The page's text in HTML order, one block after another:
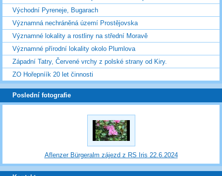
Východní Pyreneje, Bugarach
Významná nechráněná území Prostějovska
Významné lokality a rostliny na střední Moravě
Významné přírodní lokality okolo Plumlova
Západní Tatry, Červené vrchy z polské strany od Kiry.
ZO Hořepníík 20 let činnosti
Poslední fotografie
Aflenzer Bürgeralm zájezd z RS Iris 22.6.2024